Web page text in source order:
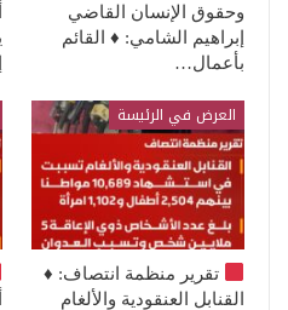
وحقوق الإنسان القاضي
إبراهيم الشامي: ♦️ القائم
بأعمال…
العرض في الرئيسة
تقرير منظمة انتصاف: ♦️
القنابل العنقودية والألغام